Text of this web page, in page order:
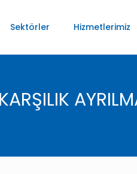
Sektörler Hizmetlerimiz